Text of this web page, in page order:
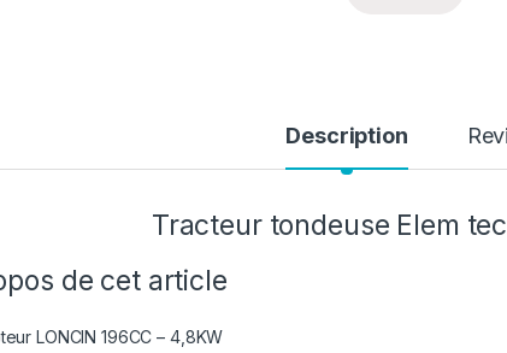
Description
Tracteur tondeuse Elem
de cet article
LONCIN 196CC – 4,8KW